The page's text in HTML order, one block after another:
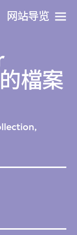
网站导览
檔案